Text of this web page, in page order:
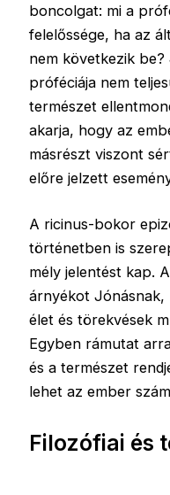
boncolgat: mi a
felelőssége, ha az
nem következik
próféciája nem
természet
akarja, hogy az
másrészt viszont
előre jelzett
A ricinus-bokor
történetben is
mély jelentést kap.
árnyékot Jónásnak,
élet és törekvések
Egyben rámutat
és a természet
lehet az ember
Filozófiai és